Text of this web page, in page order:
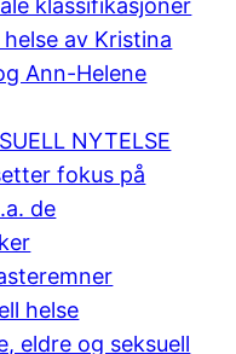
klassifikasjoner
av Kristina
Ann-Helene
NYTELSE
fokus på
de
helse
eldre og seksuell